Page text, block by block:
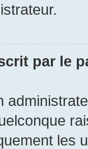
par le
les